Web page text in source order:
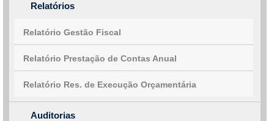
Relatórios
Relatório Gestão Fiscal
Relatório Prestação de Contas Anual
Relatório Res. de Execução Orçamentária
Auditorias